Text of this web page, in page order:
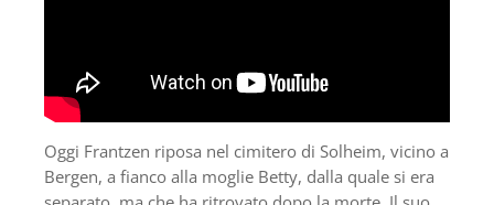
Oggi Frantzen riposa nel cimitero di Solheim, vicino a
Bergen, a fianco alla moglie Betty, dalla quale si era